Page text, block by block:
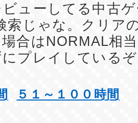
ューしてる中古
索じゃな。クリア
合はNORMAL相
プレイしている
５１～１００時間